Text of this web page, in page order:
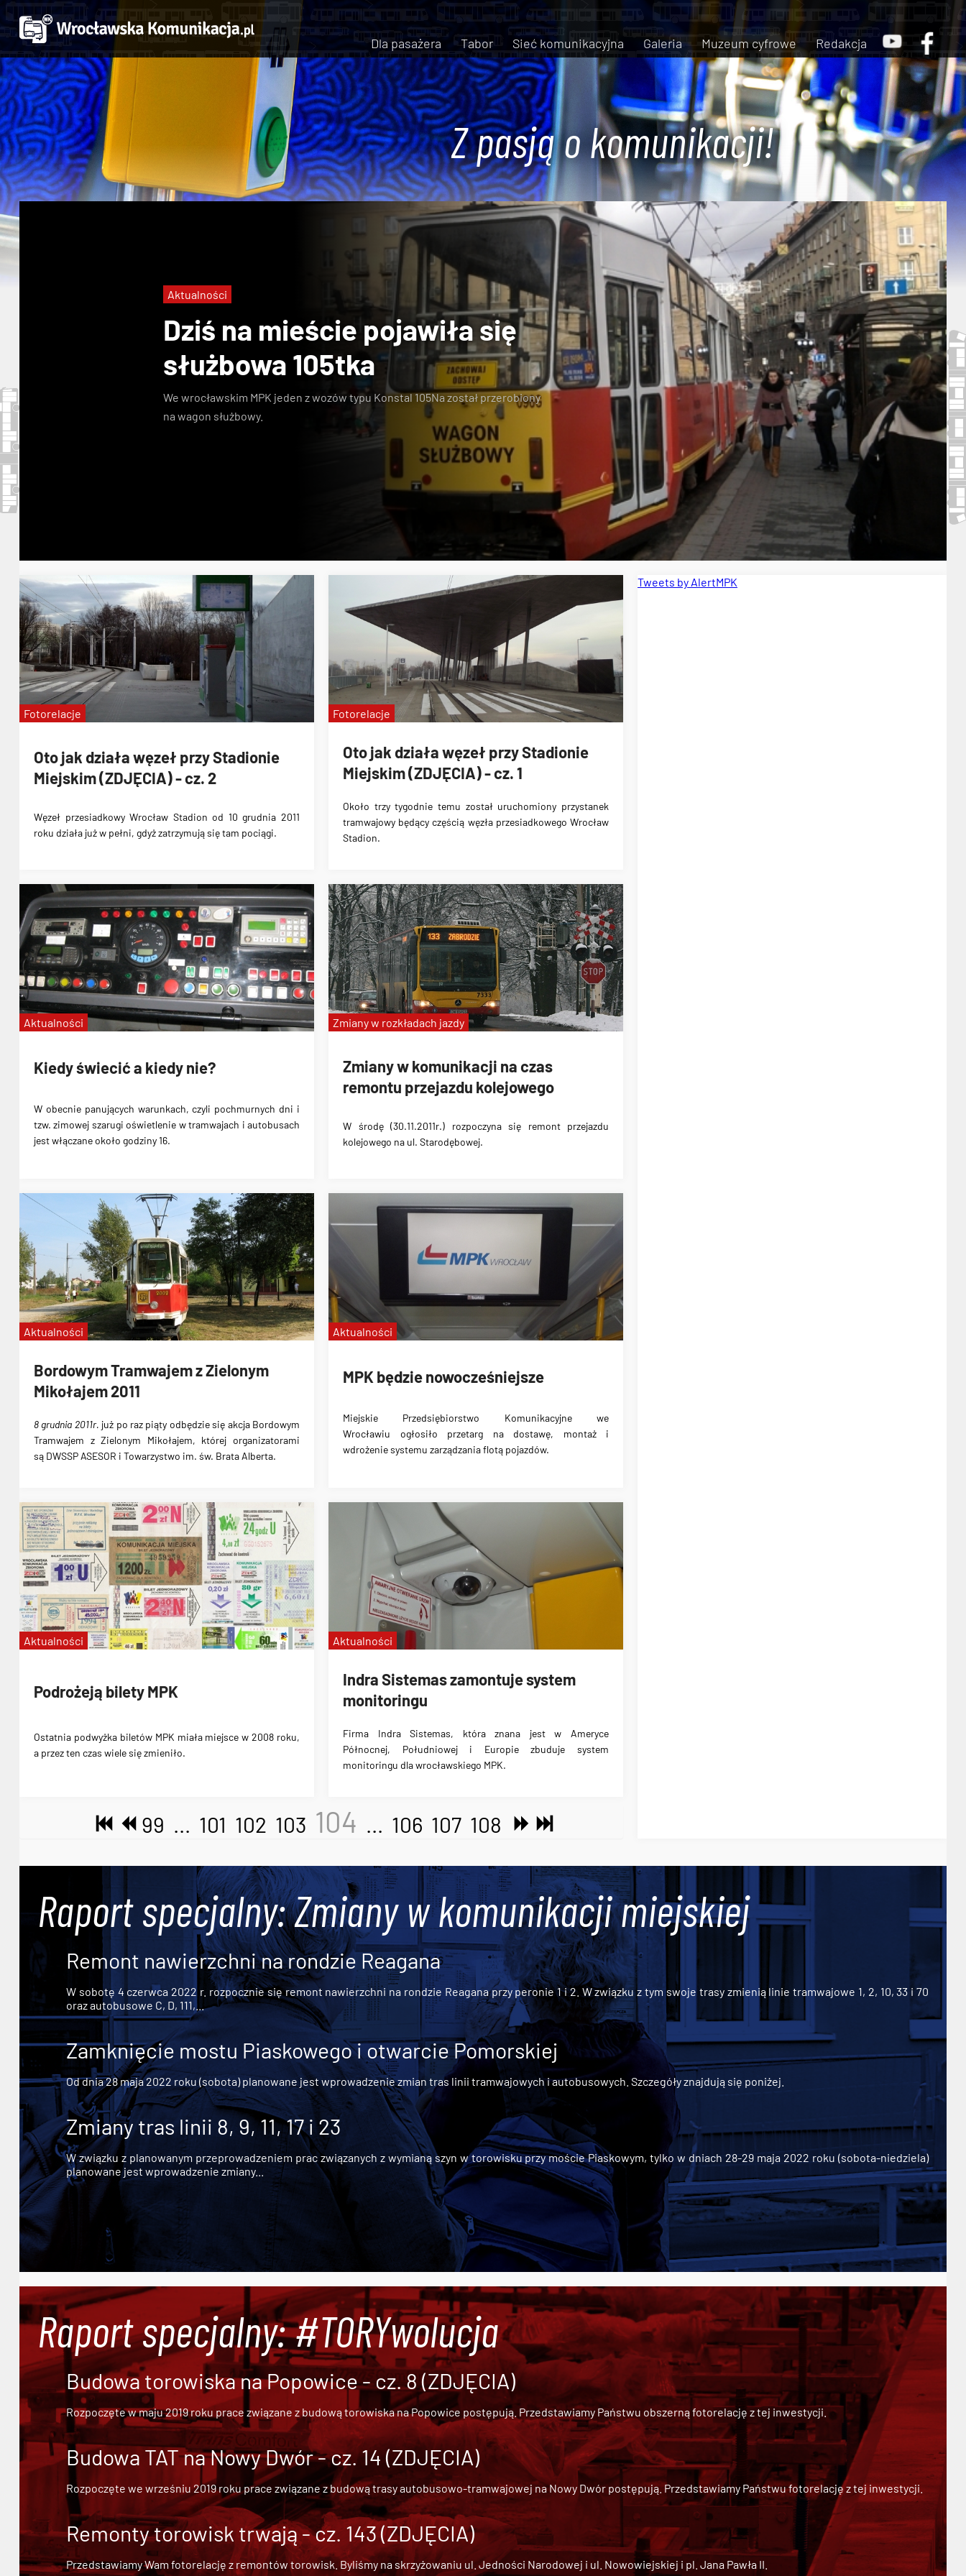
Dla pasażera Tabor Sieć komunikacyjna Galeria Muzeum cyfrowe Redakcja
Z pasją o komunikacji!
Dziś na mieście pojawiła się
służbowa 105tka
We wrocławskim MPK jeden z wozów typu Konstal 105Nazostałprzerobiony
na wagon służbowy.
Aktualności
Oto jak działa węzeł przy Stadionie
Miejskim (ZDJĘCIA) - cz. 2
Węzeł przesiadkowy Wrocław Stadion od 10 grudnia 2011
roku działa już w pełni, gdyż zatrzymują się tam pociągi.
Fotorelacje
Oto jak działa węzeł przy Stadionie
Miejskim (ZDJĘCIA) - cz. 1
Około trzy tygodnie temu został uruchomiony przystanek
tramwajowy będący częścią węzła przesiadkowego Wrocław
Stadion.
Fotorelacje
Kiedy świecić a kiedy nie?
W obecnie panujących warunkach, czyli pochmurnych dni i
tzw. zimowej szarugi oświetlenie w tramwajach i autobusach
jest włączane około godziny 16.
Aktualności
Zmiany w komunikacji na czas
remontu przejazdu kolejowego
W środę (30.11.2011r.) rozpoczyna się remont przejazdu
kolejowego na ul. Starodębowej.
Zmiany w rozkładach jazdy
Bordowym Tramwajem z Zielonym
Mikołajem 2011
8 grudnia 2011r. już po raz piąty odbędzie się akcja Bordowym
Tramwajem z Zielonym Mikołajem, której organizatorami
są DWSSP ASESOR i Towarzystwo im. św. Brata Alberta.
Aktualności
MPK będzie nowocześniejsze
Miejskie Przedsiębiorstwo Komunikacyjne we
Wrocławiu ogłosiło przetarg na dostawę, montaż i
wdrożenie systemu zarządzania flotą pojazdów.
Aktualności
Podrożeją bilety MPK
Ostatnia podwyżka biletów MPK miała miejsce w 2008 roku,
a przez ten czas wiele się zmieniło.
Aktualności
Indra Sistemas zamontuje system
monitoringu
Firma Indra Sistemas, która znana jest w Ameryce
Północnej, Południowej i Europie zbuduje system
monitoringu dlawrocławskiego MPK.
Aktualności
99 ... 101 102 103 104 ... 106 107 108
Tweets by AlertMPK
Raport specjalny: Zmiany w komunikacji miejskiej
Remont nawierzchni na rondzie Reagana
W sobotę 4 czerwca 2022 r. rozpocznie się remont nawierzchni na rondzie Reagana przy peronie 1 i 2. W związku z tym swoje trasy zmienią linie tramwajowe 1, 2, 10, 33 i 70
oraz autobusowe C, D, 111,...
Zamknięcie mostu Piaskowego i otwarcie Pomorskiej
Od dnia 28 maja 2022 roku (sobota) planowane jest wprowadzenie zmian tras linii tramwajowych i autobusowych. Szczegóły znajdują się poniżej.
Zmiany tras linii 8, 9, 11, 17 i 23
W związku z planowanym przeprowadzeniem prac związanych z wymianą szyn w torowisku przy moście Piaskowym, tylko w dniach 28-29 maja 2022 roku (sobota-niedziela)
planowane jest wprowadzenie zmiany...
Raport specjalny: #TORYwolucja
Budowa torowiska na Popowice - cz. 8 (ZDJĘCIA)
Rozpoczęte w maju 2019 roku prace związane z budową torowiska na Popowice postępują. Przedstawiamy Państwu obszerną fotorelację z tej inwestycji.
Budowa TAT na Nowy Dwór - cz. 14 (ZDJĘCIA)
Rozpoczęte we wrześniu 2019 roku prace związane zbudową trasy autobusowo-tramwajowej na Nowy Dwórpostępują. Przedstawiamy Państwu fotorelację z tej inwestycji.
Remonty torowisk trwają - cz. 143 (ZDJĘCIA)
Przedstawiamy Wam fotorelację z remontów torowisk. Byliśmy na skrzyżowaniu ul. Jedności Narodowej i ul. Nowowiejskiej i pl. Jana Pawła II.